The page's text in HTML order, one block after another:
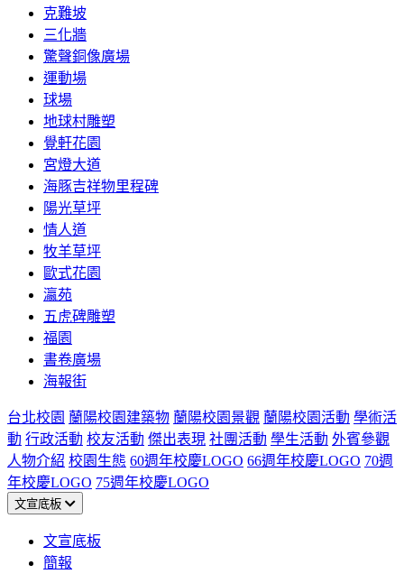
克難坡
三化牆
驚聲銅像廣場
運動場
球場
地球村雕塑
覺軒花園
宮燈大道
海豚吉祥物里程碑
陽光草坪
情人道
牧羊草坪
歐式花園
瀛苑
五虎碑雕塑
福園
書卷廣場
海報街
台北校園 蘭陽校園建築物 蘭陽校園景觀 蘭陽校園活動 學術活
動 行政活動 校友活動 傑出表現 社團活動 學生活動 外賓參觀
人物介紹 校園生態 60週年校慶LOGO 66週年校慶LOGO 70週
年校慶LOGO 75週年校慶LOGO
文宣底板
文宣底板
簡報